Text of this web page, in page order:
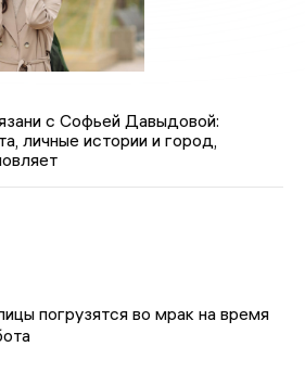
с Софьей Давыдовой:
личные истории и город,
погрузятся во мрак на время